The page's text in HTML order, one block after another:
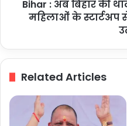
पापड़,
महिलाओं
100%
Bihar : अब बिहार की
महिलाओं के स्टार्टअप से
Related Articles